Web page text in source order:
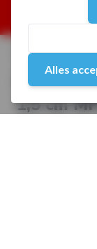
Alles
ZOMERMP.
zakelijk en
Home /
1,5 cm